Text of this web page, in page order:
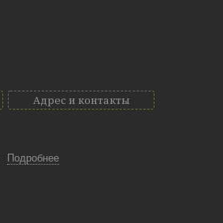
Адрес и контакты
Подробнее